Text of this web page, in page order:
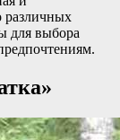
различных
для выбора